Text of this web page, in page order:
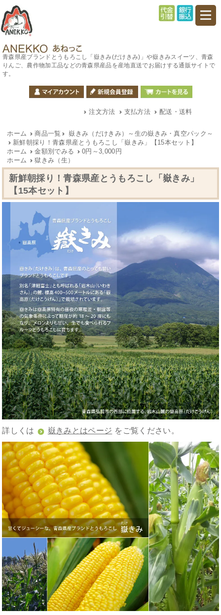
青森県産ブランドとうもろこし「嶽きみ(だけきみ)」や嶽きみスイーツ、青森
りんご、農作物加工品などの青森県産品を産地直送でお届けする通販サイトで
す。
配送・送料
支払方法
注文方法
ホーム 商品一覧
嶽きみ（だけきみ）～生の嶽きみ・真空パック～
新鮮朝採り！青森県産とうもろこし「嶽きみ」【15本セット】
ホーム
金額別でみる
0円～3,000円
ホーム
獄きみ（生）
新鮮朝採り！青森県産とうもろこし「嶽きみ」
【15本セット】
詳しくは 嶽きみとはページ をご覧ください。